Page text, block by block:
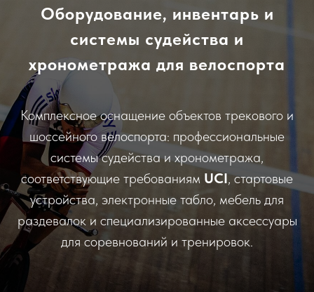
Оборудование, инвентарь и
системы судейства и
хронометража для велоспорта
Комплексное оснащение объектов трекового и
шоссейного велоспорта: профессиональные
системы судейства и хронометража,
соответствующие требованиям UCI, стартовые
устройства, электронные табло, мебель для
раздевалок и специализированные аксессуары
для соревнований и тренировок.